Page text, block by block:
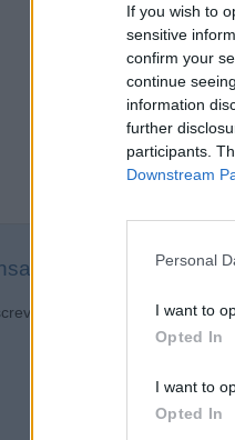
If you wish to
sensitive
confirm your
continue
information
further
participants.
Downstream
Personal
I want to
Opted In
I want to
Opted In
mais recente
Enviar feedback (Atom)